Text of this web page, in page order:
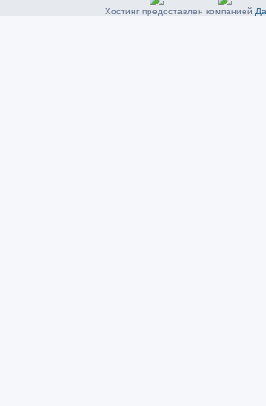
Хостинг предоставлен компанией